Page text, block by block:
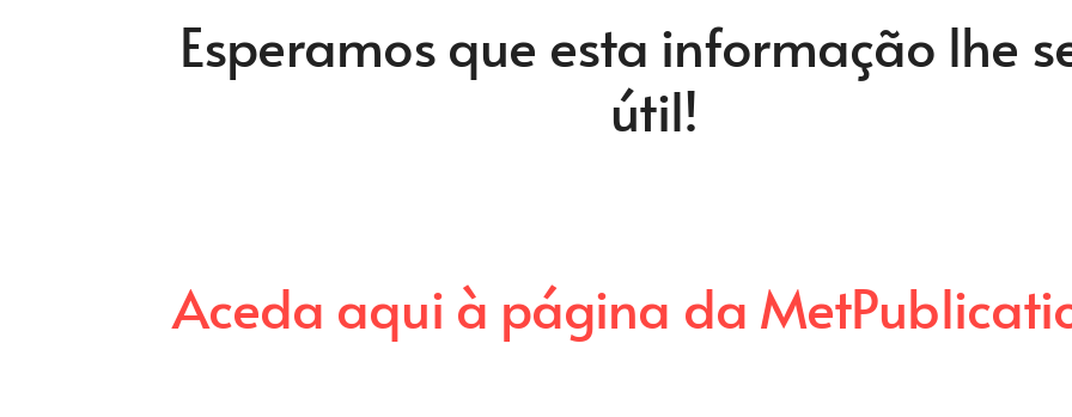
Esperamos que esta informação lhe
útil!
Aceda aqui à página da